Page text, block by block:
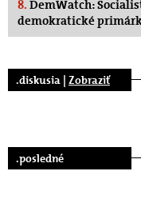
8. DemWatch:
demokratické
.diskusia | Zobraziť
.posledné